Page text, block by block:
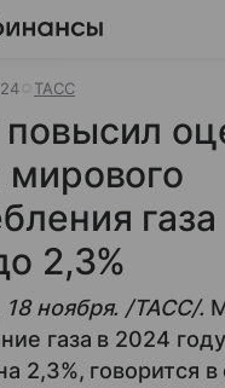
ТАСС
мирового
2,3%
ноября. /ТАСС/.
газа в 2024
2,3%, говорится